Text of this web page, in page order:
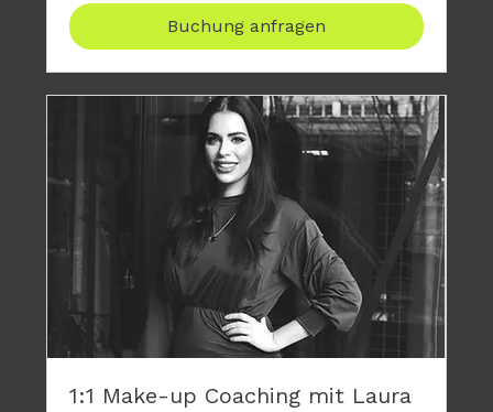
Buchung anfragen
1:1 Make-up Coaching mit Laura